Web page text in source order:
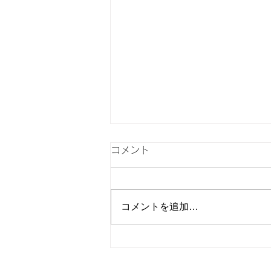
コメント
コメントを追加…